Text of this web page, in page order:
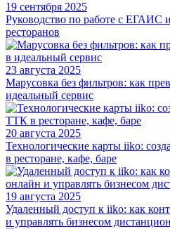
19 сентября 2025
Руководство по работе с ЕГАИС
ресторанов
23 августа 2025
Марусовка без фильтров: как
идеальный сервис
20 августа 2025
Технологические карты iiko:
в ресторане, кафе, баре
19 августа 2025
Удаленный доступ к iiko: как
и управлять бизнесом